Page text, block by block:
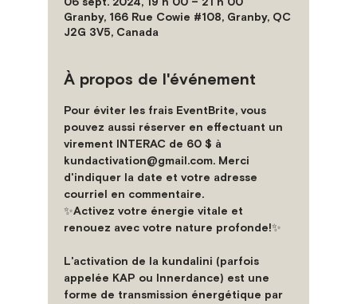
Granby, 166 Rue Cowie #108, Granby, QC
J2G 3V5, Canada
À propos de l'événement
Pour éviter les frais EventBrite, vous
pouvez aussi réserver en effectuant un
virement INTERAC de 60 $ à
kundactivation@gmail.com. Merci
d'indiquer la date et votre adresse
courriel en commentaire.
✨Activez votre énergie vitale et
renouez avec votre nature profonde!
L'activation de la kundalini (parfois
appelée KAP ou Innerdance) est une
forme de transmission énergétique par